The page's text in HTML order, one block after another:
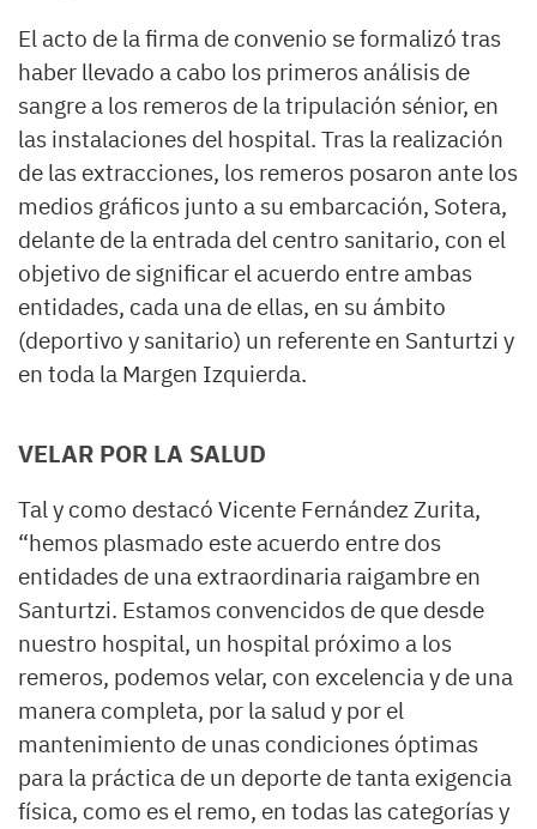
El acto de la firma de convenio se formalizó tras
haber llevado a cabo los primeros análisis de
sangre a los remeros de la tripulación sénior, en
las instalaciones del hospital. Tras la realización
de las extracciones, los remeros posaron ante los
medios gráficos junto a su embarcación, Sotera,
delante de la entrada del centro sanitario, con el
objetivo de significar el acuerdo entre ambas
entidades, cada una de ellas, en su ámbito
(deportivo y sanitario) un referente en Santurtzi y
en toda la Margen Izquierda.
VELAR POR LA SALUD
Tal y como destacó Vicente Fernández Zurita,
“hemos plasmado este acuerdo entre dos
entidades de una extraordinaria raigambre en
Santurtzi. Estamos convencidos de que desde
nuestro hospital, un hospital próximo a los
remeros, podemos velar, con excelencia y de una
manera completa, por la salud y por el
mantenimiento de unas condiciones óptimas
para la práctica de un deporte de tanta exigencia
física, como es el remo, en todas las categorías y